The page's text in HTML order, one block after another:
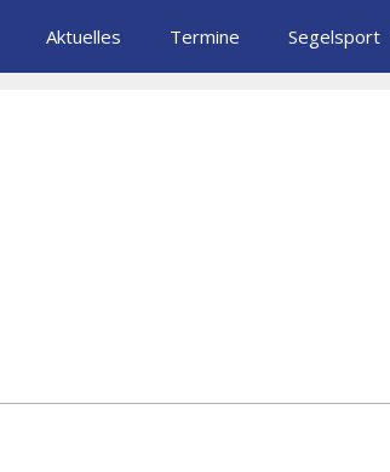
Aktuelles Termine Segelsport